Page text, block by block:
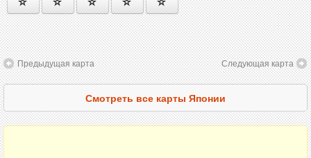
Предыдущая карта Следующая карта
Смотреть все карты Японии